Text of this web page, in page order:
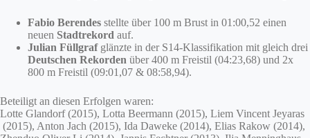
Fabio Berendes stellte über 100 m Brust in 01:00,52 einen
neuen Stadtrekord auf.
Julian Füllgrafglänzte in der S14-Klassifikation mit gleich drei
Deutschen Rekorden über 400 m Freistil (04:23,68) und 2x
800 m Freistil (09:01,07 & 08:58,94).
Beteiligt an diesen Erfolgen waren:
Lotte Glandorf (2015), Lotta Beermann (2015), Liem Vincent Jeyaras
(2015), Anton Jach (2015), Ida Daweke (2014), Elias Rakow (2014),